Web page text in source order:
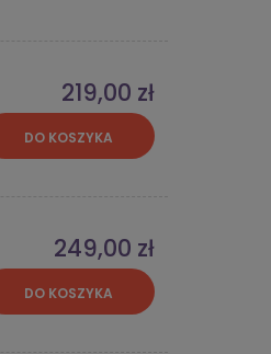
219,00 zł
DO KOSZYKA
249,00 zł
DO KOSZYKA